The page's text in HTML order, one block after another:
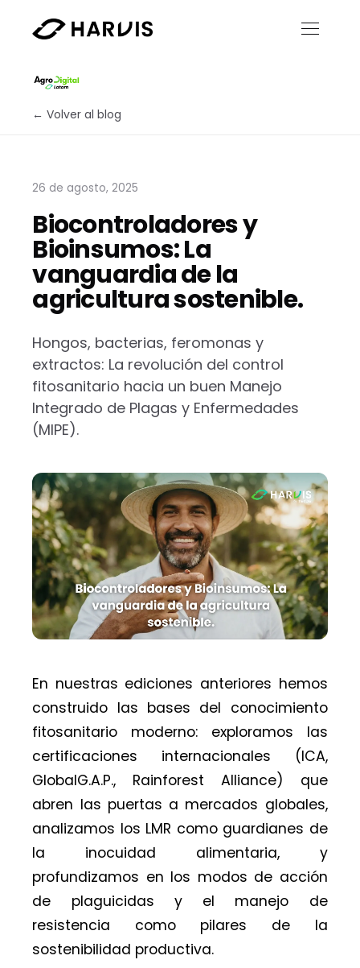
← Volver al blog
26 de agosto, 2025
Biocontroladores y
Bioinsumos: La
vanguardia de la
agricultura sostenible.
Hongos, bacterias, feromonas y
extractos: La revolución del control
fitosanitario hacia un buen Manejo
Integrado de Plagas y Enfermedades
(MIPE).
En nuestras ediciones anteriores hemos
construido las bases del conocimiento
fitosanitario moderno: exploramos las
certificaciones internacionales (ICA,
GlobalG.A.P., Rainforest Alliance) que
abren las puertas a mercados globales,
analizamos los LMR como guardianes de
la inocuidad alimentaria, y
profundizamos en los modos de acción
de plaguicidas y el manejo de
resistencia como pilares de la
sostenibilidad productiva.